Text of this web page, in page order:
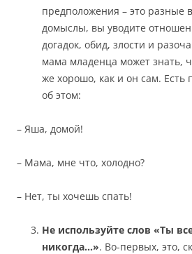
предположения – это разные
домыслы, вы уводите
догадок, обид, злости и
мама младенца может знать,
же хорошо, как и он сам. Есть
об этом:
– Яша, домой!
– Мама, мне что, холодно?
– Нет, ты хочешь спать!
Не используйте слов «Ты
никогда…». Во-первых, это,